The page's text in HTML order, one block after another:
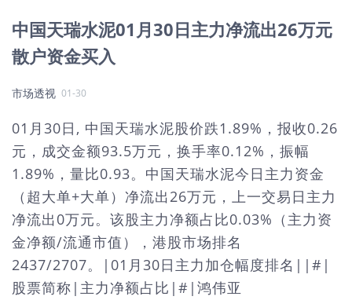
中国天瑞水泥01月30日主力净流出26万元
散户资金买入
市场透视 01-30
01月30日, 中国天瑞水泥股价跌1.89%，报收0.26
元，成交金额93.5万元，换手率0.12%，振幅
1.89%，量比0.93。中国天瑞水泥今日主力资金
（超大单+大单）净流出26万元，上一交易日主力
净流出0万元。该股主力净额占比0.03%（主力资
金净额/流通市值），港股市场排名
2437/2707。|01月30日主力加仓幅度排名||#|
股票简称|主力净额占比|#|鸿伟亚